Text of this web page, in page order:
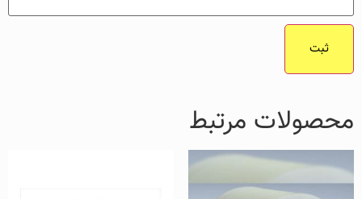
محصولات مرتبط